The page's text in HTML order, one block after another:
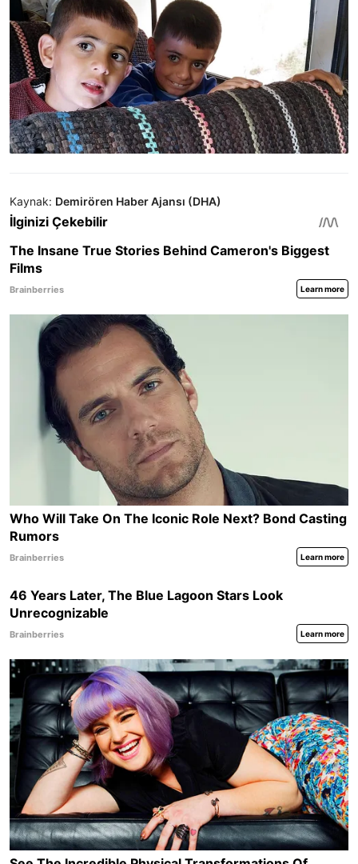
Kaynak: Demirören Haber Ajansı (DHA)